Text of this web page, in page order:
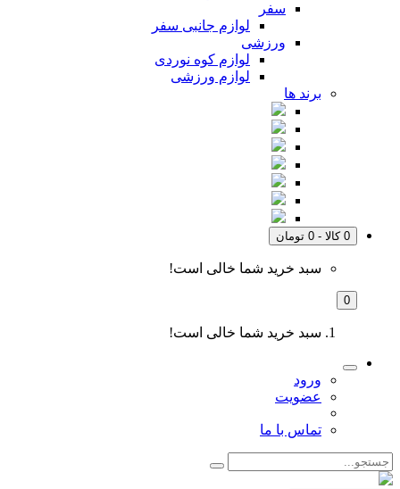
سفر
لوازم جانبی سفر
ورزشی
لوازم کوه نوردی
لوازم ورزشی
برند ها
0 کالا - 0 تومان
سبد خرید شما خالی است!
0
سبد خرید شما خالی است!
ورود
عضویت
تماس با ما